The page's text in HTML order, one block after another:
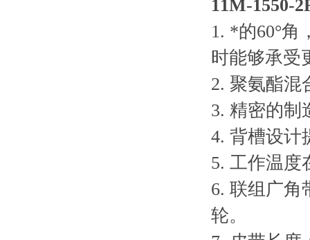
11M-1550-
1. *的60°
时能够承受
2. 聚氨酯混
3. 精密的制
4. 背槽设计
5. 工作温度
6. 联组广角
轮。